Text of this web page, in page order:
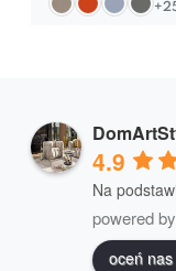
4.9
Na
powered by
oceń